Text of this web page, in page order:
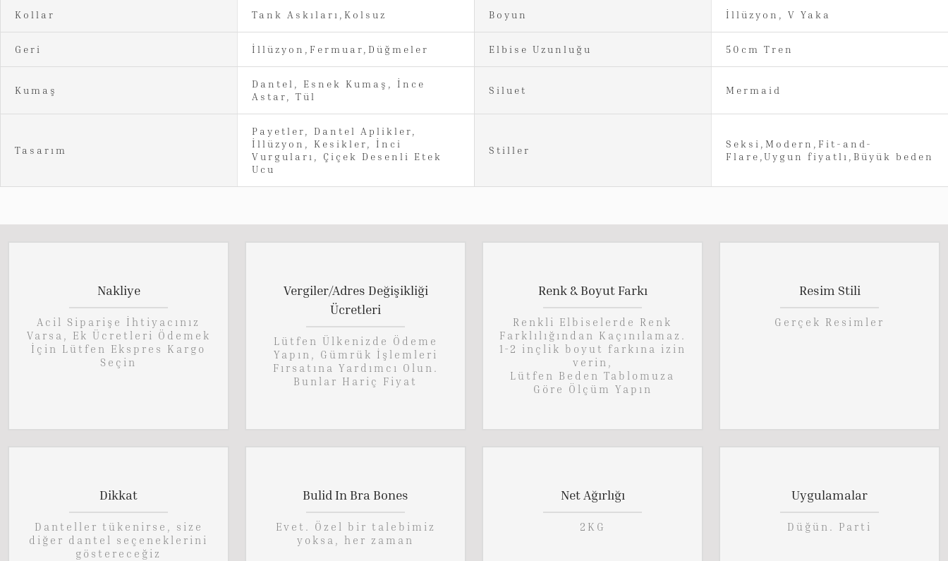
Kollar Tank Askıları,Kolsuz Boyun İllüzyon, V Yaka
Geri İllüzyon,Fermuar,Düğmeler Elbise Uzunluğu 50cm Tren
Kumaş
Dantel, Esnek Kumaş, İnce
Astar, Tül
Siluet Mermaid
Tasarım
Payetler, Dantel Aplikler,
İllüzyon, Kesikler, İnci
Vurguları, Çiçek Desenli Etek
Ucu
Stiller
Seksi,Modern,Fit-and-
Flare,Uygun fiyatlı,Büyük beden
Nakliye
Acil Siparişe İhtiyacınız
Varsa, Ek Ücretleri Ödemek
İçin Lütfen Ekspres Kargo
Seçin
Vergiler/Adres Değişikliği
Ücretleri
Lütfen Ülkenizde Ödeme
Yapın, Gümrük İşlemleri
Fırsatına Yardımcı Olun.
Bunlar Hariç Fiyat
Renk & Boyut Farkı
Renkli Elbiselerde Renk
Farklılığından Kaçınılamaz.
1-2 inçlik boyut farkına izin
verin,
Lütfen Beden Tablomuza
Göre Ölçüm Yapın
Resim Stili
Gerçek Resimler
Dikkat
Danteller tükenirse, size
diğer dantel seçeneklerini
göstereceğiz
Bulid In Bra Bones
Evet. Özel bir talebimiz
yoksa, her zaman
Net Ağırlığı
2KG
Uygulamalar
Düğün. Parti